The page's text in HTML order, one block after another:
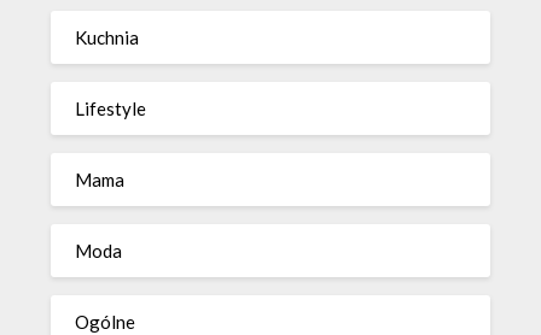
Kuchnia
Lifestyle
Mama
Moda
Ogólne